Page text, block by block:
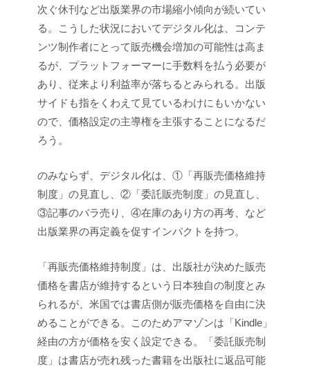
次ぐ休刊など出版業界の市場縮小傾向が続いてい
る。こうした状況においてデジタル化は、コンテ
ンツ制作者にとって販売機会増加の可能性は高ま
るが、プラットフォーマーに手数料を払う必要が
あり、従来より利益率が落ちるとみられる。出版
サイドも指をくわえて見ているわけにもいかない
ので、価格設定の主導権を主張することになるだ
ろう。
のみならず、デジタル化は、①「再販売価格維持
制度」の見直し、②「委託販売制度」の見直し、
③記事のバラ売り、④在庫のあり方の再考、など
出版業界の再定義を促すインパクトを持つ。
「再販売価格維持制度」は、出版社が決めた販売
価格を書店が維持するという日本独自の制度とみ
られるが、米国では書店側が販売価格を自由に決
めることができる。このためアマゾンは「Kindle」
経由の方が価格を安く設定できる。「委託販売制
度」は書店が売れ残った書籍を出版社に返品可能